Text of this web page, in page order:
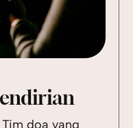
doa yang